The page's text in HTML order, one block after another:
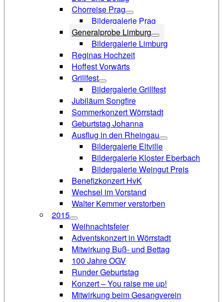
Chorreise Prag
Bildergalerie Prag
Generalprobe Limburg
Bildergalerie Limburg
Reginas Hochzeit
Hoffest Vorwärts
Grillfest
Bildergalerie Grillfest
Jubiläum Songfire
Sommerkonzert Wörrstadt
Geburtstag Johanna
Ausflug in den Rheingau
Bildergalerie Eltville
Bildergalerie Kloster Eberbach
Bildergalerie Weingut Preis
Benefizkonzert HvK
Wechsel im Vorstand
Walter Kemmer verstorben
2015
Weihnachtsfeier
Adventskonzert in Wörrstadt
Mitwirkung Buß- und Bettag
100 Jahre OGV
Runder Geburtstag
Konzert – You raise me up!
Mitwirkung beim Gesangverein